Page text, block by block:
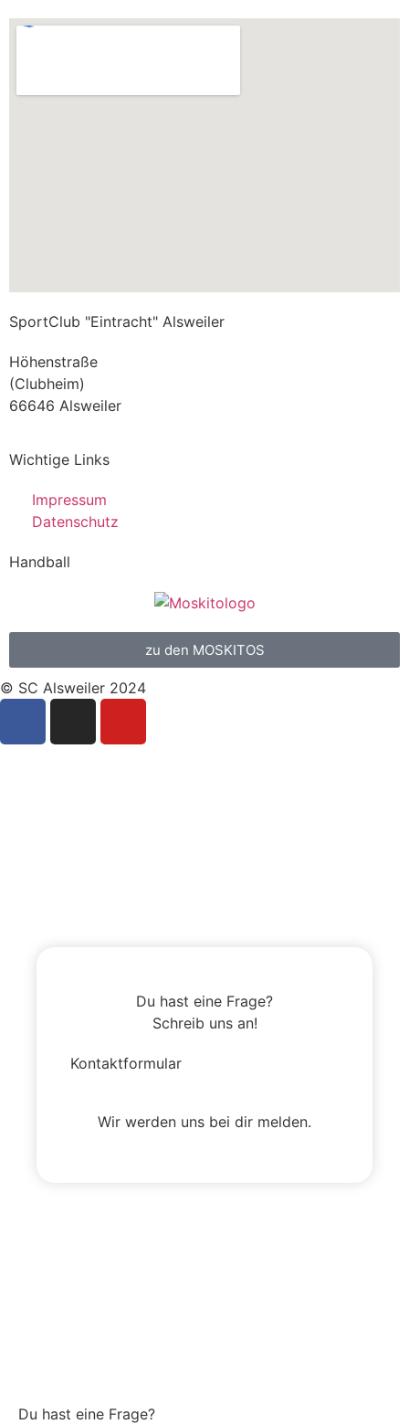
SportClub "Eintracht" Alsweiler
Höhenstraße
(Clubheim)
66646 Alsweiler
Wichtige Links
Impressum
Datenschutz
Handball
zu den MOSKITOS
© SC Alsweiler 2024
Du hast eine Frage?
Schreib uns an!
Kontaktformular
Wir werden uns bei dir melden.
Du hast eine Frage?